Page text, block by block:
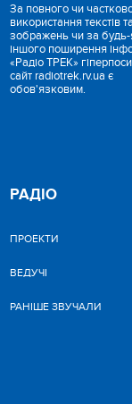
За повного чи
використання текстів та
зображень чи за
іншого поширення
«Радіо ТРЕК»
сайт radiotrek.rv.ua є
обов'язковим.
РАДІО
ПРОЕКТИ
ВЕДУЧІ
РАНІШЕ ЗВУЧАЛИ